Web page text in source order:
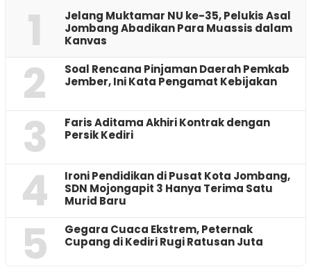
1
Jelang Muktamar NU ke-35, Pelukis Asal
Jombang Abadikan Para Muassis dalam
Kanvas
2
‎Soal Rencana Pinjaman Daerah Pemkab
Jember, Ini Kata Pengamat Kebijakan ‎
3
Faris Aditama Akhiri Kontrak dengan
Persik Kediri
4
Ironi Pendidikan di Pusat Kota Jombang,
SDN Mojongapit 3 Hanya Terima Satu
Murid Baru
5
‎Gegara Cuaca Ekstrem, Peternak
Cupang di Kediri Rugi Ratusan Juta